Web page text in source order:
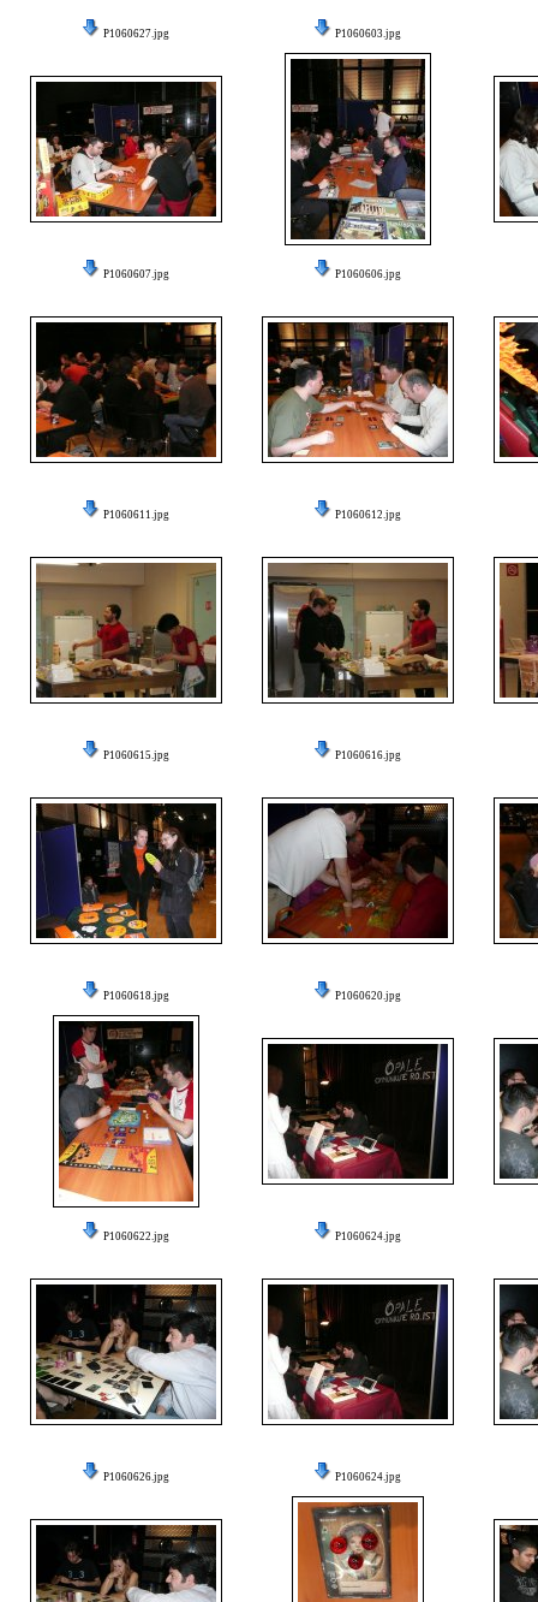
P1060627.jpg P1060603.jpg
P1060607.jpg P1060606.jpg
P1060611.jpg P1060612.jpg
P1060615.jpg P1060616.jpg
P1060618.jpg P1060620.jpg
P1060622.jpg P1060624.jpg
P1060626.jpg P1060624.jpg